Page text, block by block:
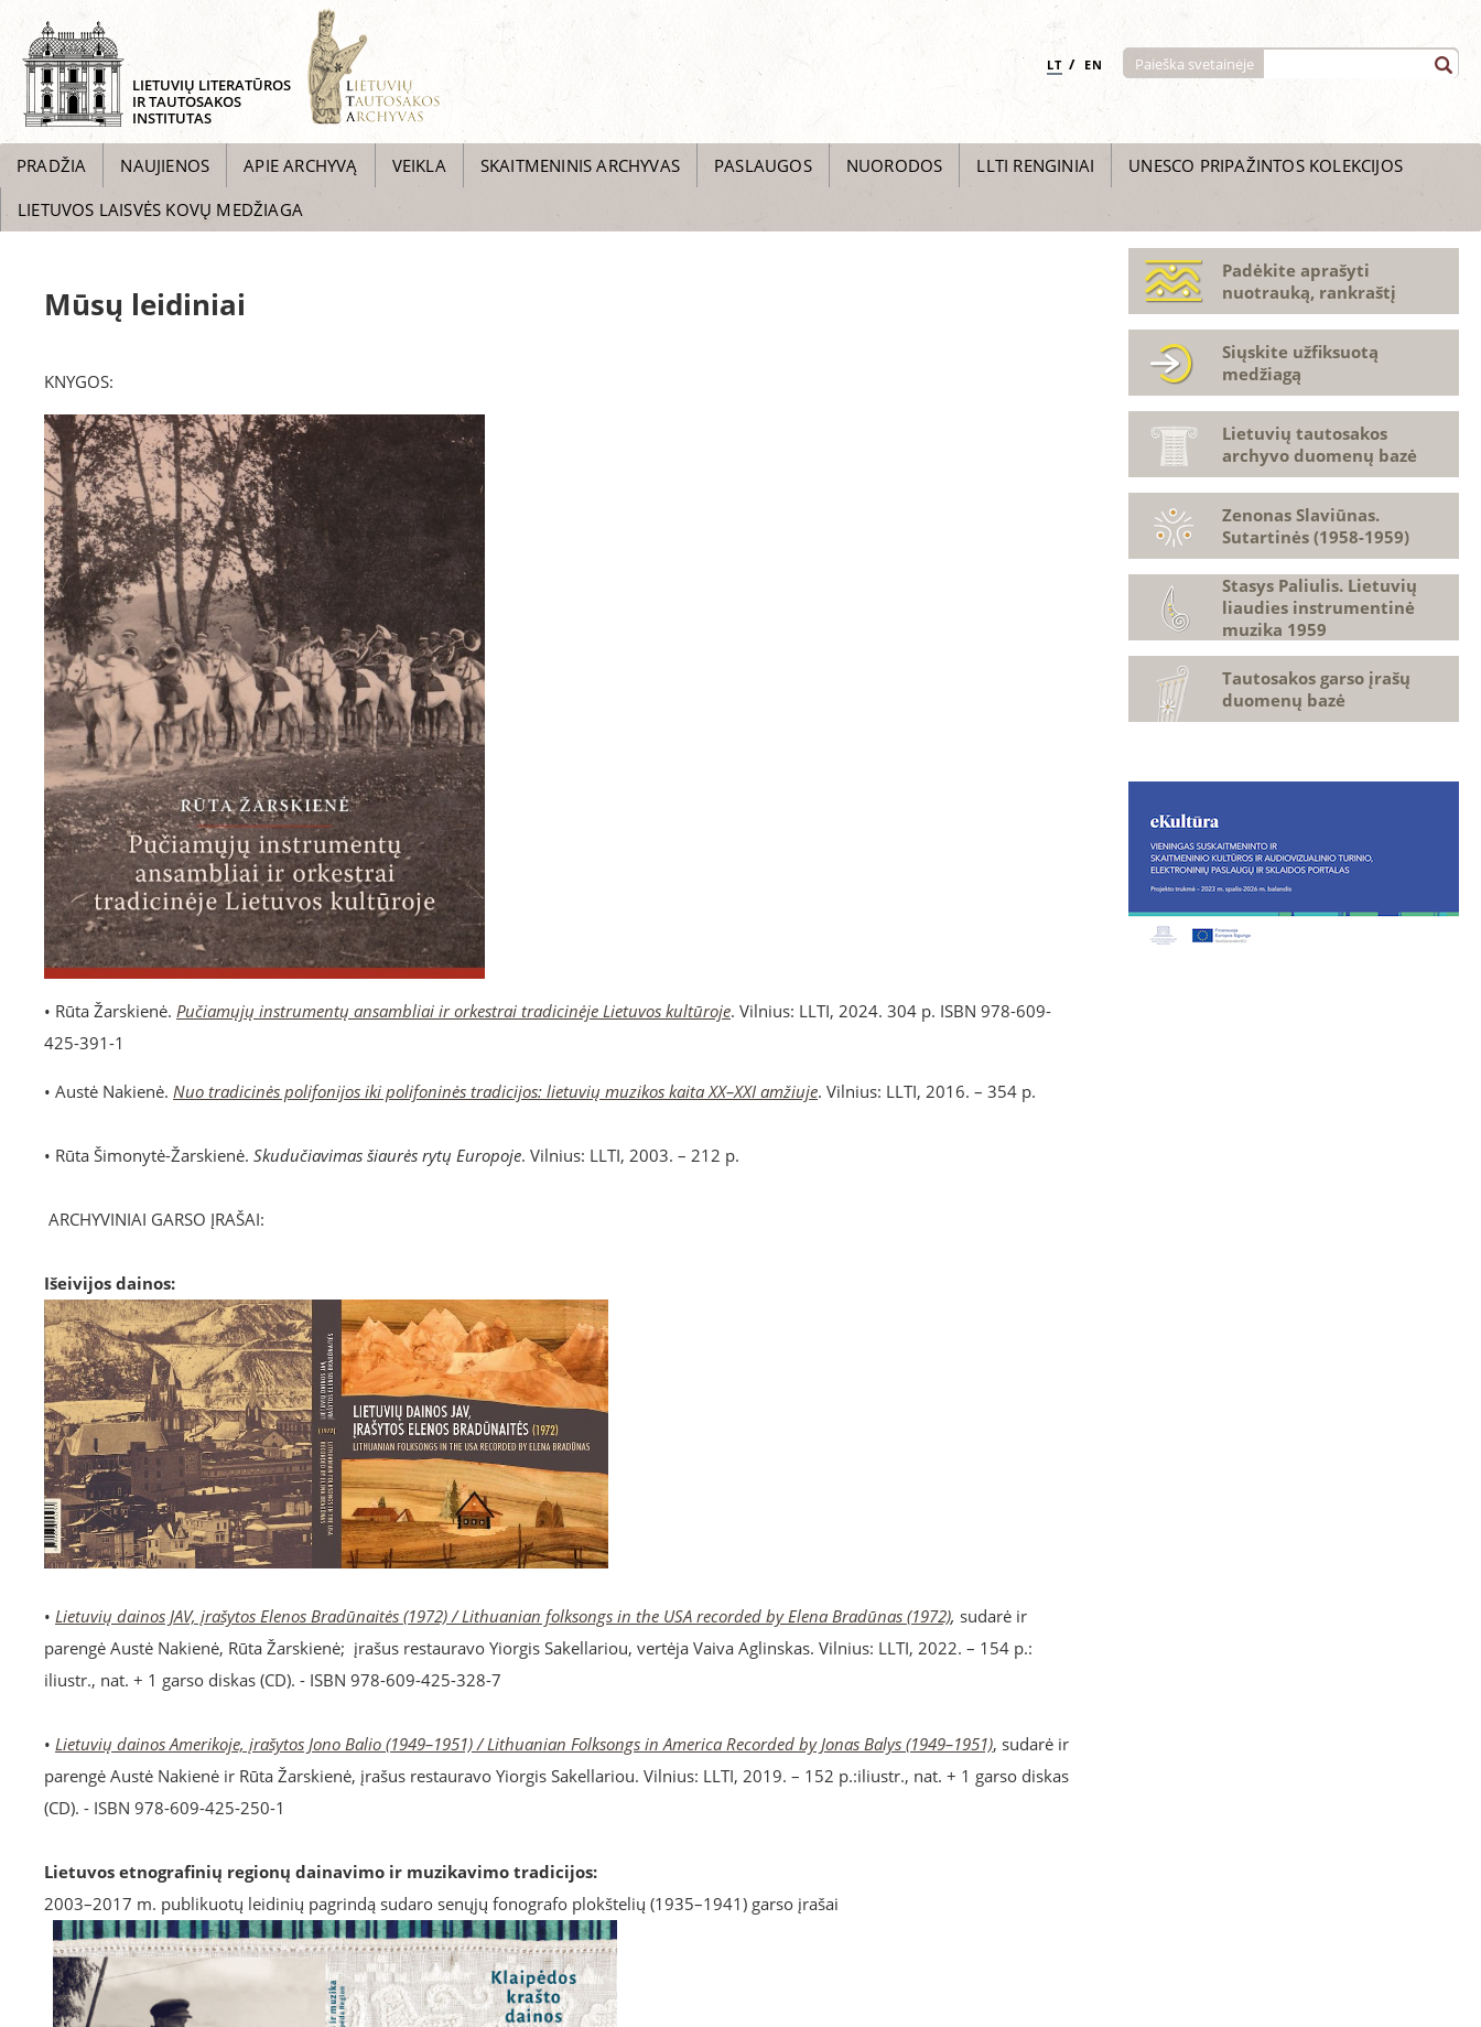
LIETUVIŲ LITERATŪROS
IR TAUTOSAKOS
INSTITUTAS
LT / EN Paieška svetainėje
PRADŽIA NAUJIENOS APIE ARCHYVĄ VEIKLA SKAITMENINIS ARCHYVAS PASLAUGOS NUORODOS LLTI RENGINIAI
UNESCO PRIPAŽINTOS KOLEKCIJOS
LIETUVOS LAISVĖS KOVŲ MEDŽIAGA
Mūsų leidiniai
KNYGOS:
• Rūta Žarskienė. Pučiamųjų instrumentų ansambliai ir orkestrai tradicinėje Lietuvos kultūroje. Vilnius: LLTI, 2024. 304 p. ISBN 978-609-
425-391-1
• Austė Nakienė. Nuo tradicinės polifonijos iki polifoninės tradicijos: lietuvių muzikos kaita XX–XXI amžiuje. Vilnius: LLTI, 2016. – 354 p.
• Rūta Šimonytė-Žarskienė. Skudučiavimas šiaurės rytų Europoje. Vilnius: LLTI, 2003. – 212 p.
ARCHYVINIAI GARSO ĮRAŠAI:
Išeivijos dainos:
• Lietuvių dainos JAV, įrašytos Elenos Bradūnaitės (1972) / Lithuanian folksongs in the USA recorded by Elena Bradūnas (1972), sudarė ir
parengė Austė Nakienė, Rūta Žarskienė; įrašus restauravo Yiorgis Sakellariou, vertėja Vaiva Aglinskas. Vilnius: LLTI, 2022. – 154 p.:
iliustr., nat. + 1 garso diskas (CD). - ISBN 978-609-425-328-7
• Lietuvių dainos Amerikoje, įrašytos Jono Balio (1949–1951) / Lithuanian Folksongs in America Recorded by Jonas Balys (1949–1951), sudarė ir
parengė Austė Nakienė ir Rūta Žarskienė, įrašus restauravo Yiorgis Sakellariou. Vilnius: LLTI, 2019. – 152 p.:iliustr., nat. + 1 garso diskas
(CD). - ISBN 978-609-425-250-1
Lietuvos etnografinių regionų dainavimo ir muzikavimo tradicijos:
2003–2017 m. publikuotų leidinių pagrindą sudaro senųjų fonografo plokštelių (1935–1941) garso įrašai
Padėkite aprašyti
nuotrauką, rankraštį
Siųskite užfiksuotą
medžiagą
Lietuvių tautosakos
archyvo duomenų bazė
Zenonas Slaviūnas.
Sutartinės (1958-1959)
Stasys Paliulis. Lietuvių
liaudies instrumentinė
muzika 1959
Tautosakos garso įrašų
duomenų bazė